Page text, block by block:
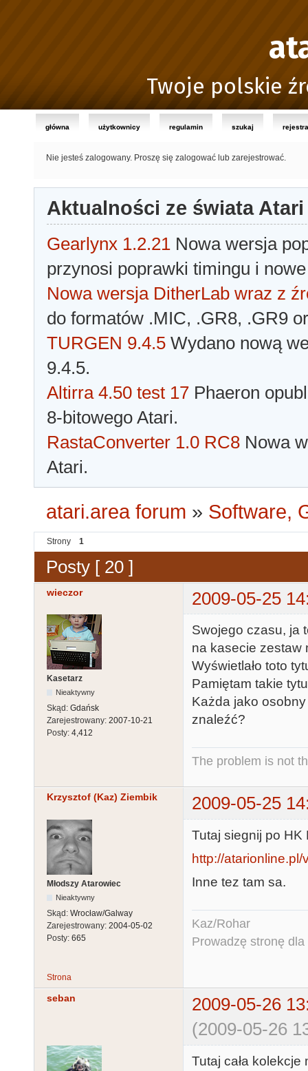
Twoje polskie
główna użytkownicy regulamin szukaj
Nie jesteś zalogowany. Proszę się zalogować lub zarejestrować.
Aktualności ze świata Atari
Gearlynx 1.2.21 Nowa wersja
przynosi poprawki timingu i
Nowa wersja DitherLab wraz z
do formatów .MIC, .GR8, .GR9
TURGEN 9.4.5 Wydano nową
9.4.5.
Altirra 4.50 test 17 Phaeron
8-bitowego Atari.
RastaConverter 1.0 RC8 Nowa
Atari.
atari.area forum » Software,
Strony 1
Posty [ 20 ]
wieczor 2009-05-25
Kasetarz
Nieaktywny
Skąd: Gdańsk
Zarejestrowany: 2007-10-21
Posty: 4,412
Swojego czasu, ja
na kasecie zestaw
Wyświetlało toto
Pamiętam takie
Każda jako
znaleźć?
The problem is not
Krzysztof (Kaz) Ziembik 2009-05-25
Młodszy Atarowiec
Nieaktywny
Skąd: Wrocław/Galway
Zarejestrowany: 2004-05-02
Posty: 665
Tutaj siegnij po
http://
Inne tez tam sa.
Kaz/Rohar
Prowadzę stronę
Strona
seban
2009-05-26
(2009-05-26
Tutaj cała